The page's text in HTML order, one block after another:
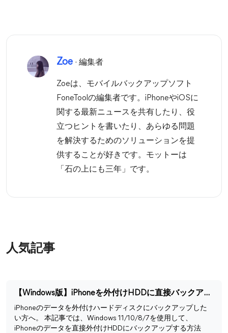
Zoe· 編集者
Zoeは、モバイルバックアップソフト
FoneToolの編集者です。iPhoneやiOSに
関する最新ニュースを共有したり、役
立つヒントを書いたり、あらゆる問題
を解決するためのソリューションを提
供することが好きです。モットーは
「石の上にも三年」です。
人気記事
【Windows版】iPhoneを外付けHDDに直接バックアップする方法
iPhoneのデータを外付けハードディスクにバックアップした
い方へ。 本記事では、Windows 11/10/8/7を使用して、
iPhoneのデータを直接外付けHDDにバックアップする方法